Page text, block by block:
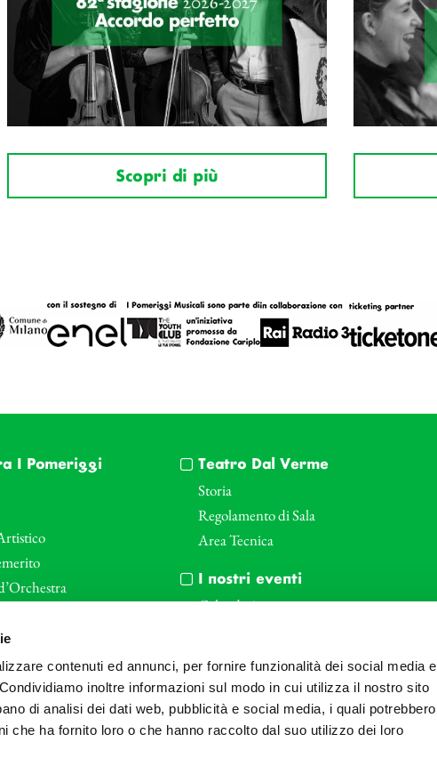
contenuti ed annunci, per fornire funzionalità dei social media e
inoltre informazioni sul modo in cui utilizza il nostro sito
di analisi dei dati web, pubblicità e social media, i quali potrebbero
che ha fornito loro o che hanno raccolto dal suo utilizzo dei loro
Scopri di più
I Pomeriggi
Teatro Dal Verme
Storia
Regolamento di Sala
Area Tecnica
I nostri eventi
Calendario
Biglietteria
Archivio Fotografico